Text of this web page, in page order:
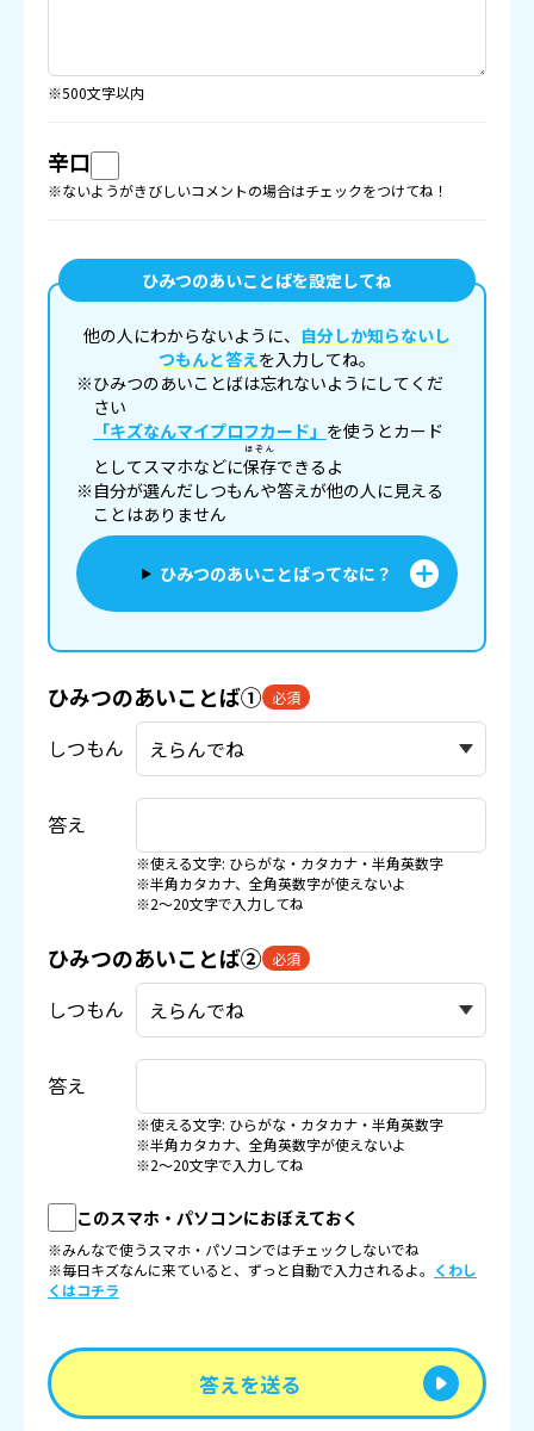
※500文字以内
辛口
※ないようがきびしいコメントの場合はチェックをつけてね！
ひみつのあいことばを設定してね
他の人にわからないように、 自分しか知らないし
つもんと答えを入力してね。
※ひみつのあいことばは忘れないようにしてくだ
さい
「キズなんマイプロフカード」 を使うとカード
としてスマホなどに保存
ほぞん
できるよ
※自分が選んだしつもんや答えが他の人に見える
ことはありません
ひみつのあいことばってなに？
ひみつのあいことば① 必須
しつもん
答え
※使える文字: ひらがな・カタカナ・半角英数字
※半角カタカナ、全角英数字が使えないよ
※2〜20文字で入力してね
ひみつのあいことば② 必須
しつもん
答え
※使える文字: ひらがな・カタカナ・半角英数字
※半角カタカナ、全角英数字が使えないよ
※2〜20文字で入力してね
このスマホ・パソコンにおぼえておく
※みんなで使うスマホ・パソコンではチェックしないでね
※毎日キズなんに来ていると、ずっと自動で入力されるよ。 くわし
くはコチラ
答えを送る